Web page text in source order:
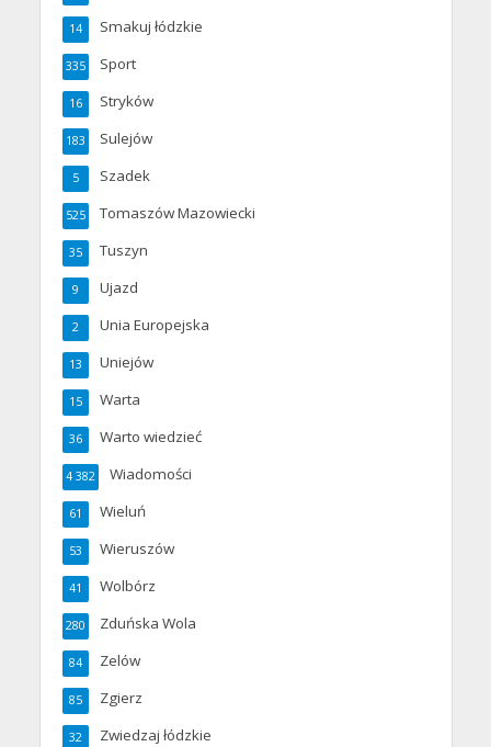
Smakuj łódzkie
14
Sport
335
Stryków
16
Sulejów
183
Szadek
5
Tomaszów Mazowiecki
525
Tuszyn
35
Ujazd
9
Unia Europejska
2
Uniejów
13
Warta
15
Warto wiedzieć
36
Wiadomości
4 382
Wieluń
61
Wieruszów
53
Wolbórz
41
Zduńska Wola
280
Zelów
84
Zgierz
85
Zwiedzaj łódzkie
32